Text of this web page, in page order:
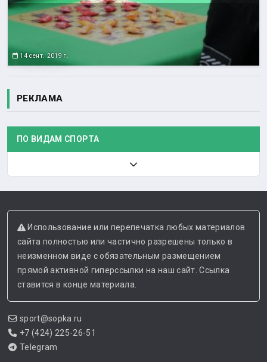
14 сент. 2019 г.
РЕКЛАМА
ПО ВИДАМ СПОРТА
Использование или перепечатка любых материалов
сайта полностью или частично разрешены только в
неизменном виде с обязательным размещением
прямой активной гиперссылки на наш сайт. Ссылка
ставится в конце материала.
sport@sopka.ru
+7 (424) 225-26-51
Telegram